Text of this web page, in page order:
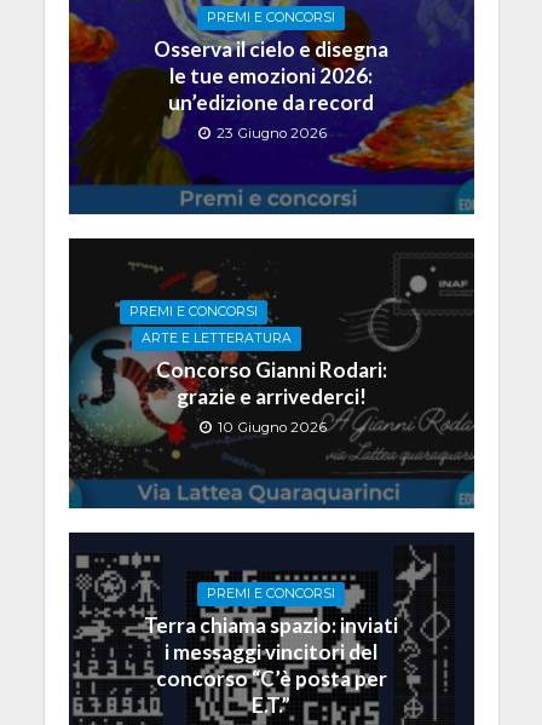
PREMI E CONCORSI
Osserva il cielo e disegna
le tue emozioni 2026:
un’edizione da record
23 Giugno 2026
PREMI E CONCORSI
ARTE E LETTERATURA
Concorso Gianni Rodari:
grazie e arrivederci!
10 Giugno 2026
PREMI E CONCORSI
Terra chiama spazio: inviati
i messaggi vincitori del
concorso “C’è posta per
E.T.”